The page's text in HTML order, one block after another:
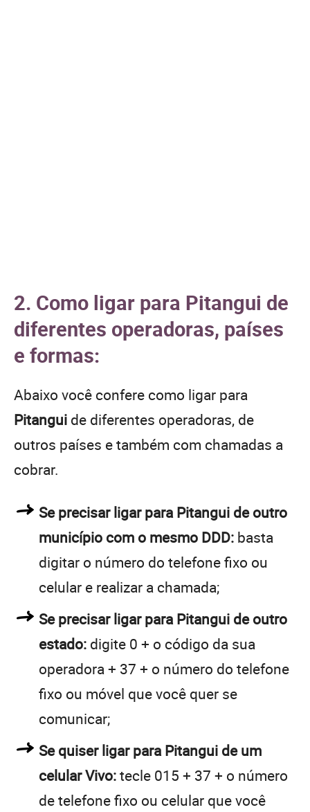
2. Como ligar para Pitangui de
diferentes operadoras, países
e formas:
Abaixo você confere como ligar para
Pitangui de diferentes operadoras, de
outros países e também com chamadas a
cobrar.
Se precisar ligar para Pitangui de outro
município com o mesmo DDD: basta
digitar o número do telefone fixo ou
celular e realizar a chamada;
Se precisar ligar para Pitangui de outro
estado: digite 0 + o código da sua
operadora + 37 + o número do telefone
fixo ou móvel que você quer se
comunicar;
Se quiser ligar para Pitangui de um
celular Vivo:tecle 015 + 37 + o número
de telefone fixo ou celular que você